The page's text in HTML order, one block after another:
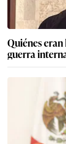
Quiénes
guerra